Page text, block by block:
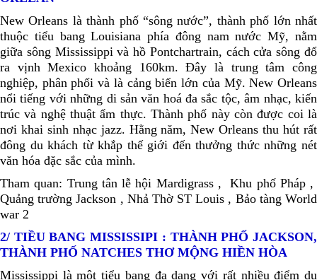
New Orleans là thành phố “sông nước”, thành phố lớn nhất
thuộc tiểu bang Louisiana phía đông nam nước Mỹ, nằm
giữa sông Mississippi và hồ Pontchartrain, cách cửa sông đổ
ra vịnh Mexico khoảng 160km. Đây là trung tâm công
nghiệp, phân phối và là cảng biển lớn của Mỹ. New Orleans
nổi tiếng với những di sản văn hoá đa sắc tộc, âm nhạc, kiến
trúc và nghệ thuật ẩm thực. Thành phố này còn được coi là
nơi khai sinh nhạc jazz. Hằng năm, New Orleans thu hút rất
đông du khách từ khắp thế giới đến thưởng thức những nét
văn hóa đặc sắc của mình.
Tham quan: Trung tân lễ hội Mardigrass , Khu phố Pháp ,
Quảng trường Jackson , Nhả Thờ ST Louis , Bảo tàng World
war 2
2/ TIỀU BANG MISSISSIPI : THÀNH PHỐ JACKSON,
THÀNH PHỐ NATCHES THƠ MỘNG HIỀN HÒA
Mississippi là một tiểu bang đa dạng với rất nhiều điểm du